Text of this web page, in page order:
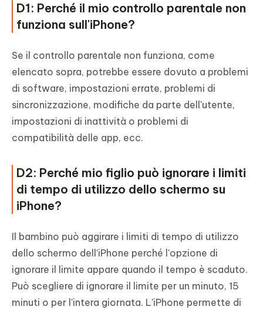
D1: Perché il mio controllo parentale non
funziona sull'iPhone?
Se il controllo parentale non funziona, come
elencato sopra, potrebbe essere dovuto a problemi
di software, impostazioni errate, problemi di
sincronizzazione, modifiche da parte dell'utente,
impostazioni di inattività o problemi di
compatibilità delle app, ecc.
D2: Perché mio figlio può ignorare i limiti
di tempo di utilizzo dello schermo su
iPhone?
Il bambino può aggirare i limiti di tempo di utilizzo
dello schermo dell'iPhone perché l'opzione di
ignorare il limite appare quando il tempo è scaduto.
Può scegliere di ignorare il limite per un minuto, 15
minuti o per l'intera giornata. L'iPhone permette di